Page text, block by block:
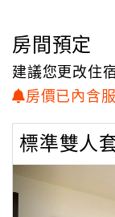
地
圖
顧
務
「耘心田」主人
讓人借旅行好好品
慢下匆忙的腳步
房間預定
建議您更改住
房價已內含
標準雙人